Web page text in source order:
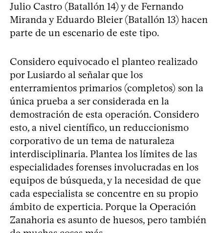
Julio Castro (Batallón 14) y de Fernando
Miranda y Eduardo Bleier (Batallón 13) hacen
parte de un escenario de este tipo.
Considero equivocado el planteo realizado
por Lusiardo al señalar que los
enterramientos primarios (completos) son la
única prueba a ser considerada en la
demostración de esta operación. Considero
esto, a nivel científico, un reduccionismo
corporativo de un tema de naturaleza
interdisciplinaria. Plantea los límites de las
especialidades forenses involucradas en los
equipos de búsqueda, y la necesidad de que
cada especialista se concentre en su propio
ámbito de experticia. Porque la Operación
Zanahoria es asunto de huesos, pero también